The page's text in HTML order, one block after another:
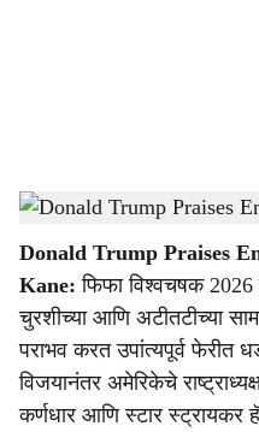
a
r
e
Donald Trump Praises England Captain
Donald Trump Praises
Kane: फिफा विश्वचषक 2026
चुरशीच्या आणि अटीतटीच्या
पराभव करत उपांत्यपूर्व फेरीत
विजयानंतर अमेरिकेचे
कर्णधार आणि स्टार